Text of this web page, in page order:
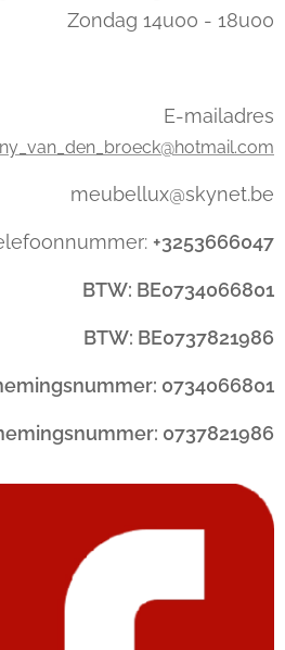
Zondag 14u00 - 18u00
E-mailadres
meubellux@skynet.be
+3253666047
BTW: BE0734066801
BTW: BE0737821986
0734066801
0737821986